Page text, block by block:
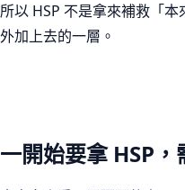
所以 HSP 不是拿來補救「
外加上去的一層。
一開始要拿 HSP